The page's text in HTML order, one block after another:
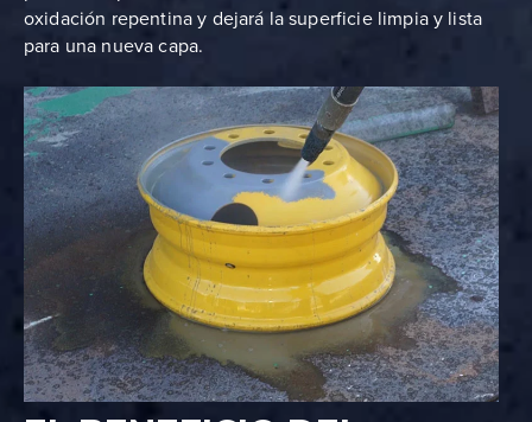
oxidación repentina y dejará la superficie limpia y lista
para una nueva capa.